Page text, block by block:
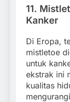
11.
Kanker
Di Eropa,
mistletoe
untuk
ekstrak ini
kualitas